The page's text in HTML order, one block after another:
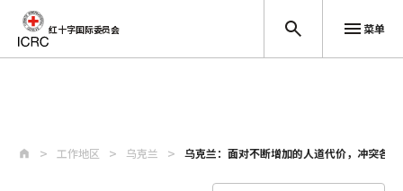
红十字国际委员会 菜单
工作地区 乌克兰 乌克兰：面对不断增加的人道代价，冲突各